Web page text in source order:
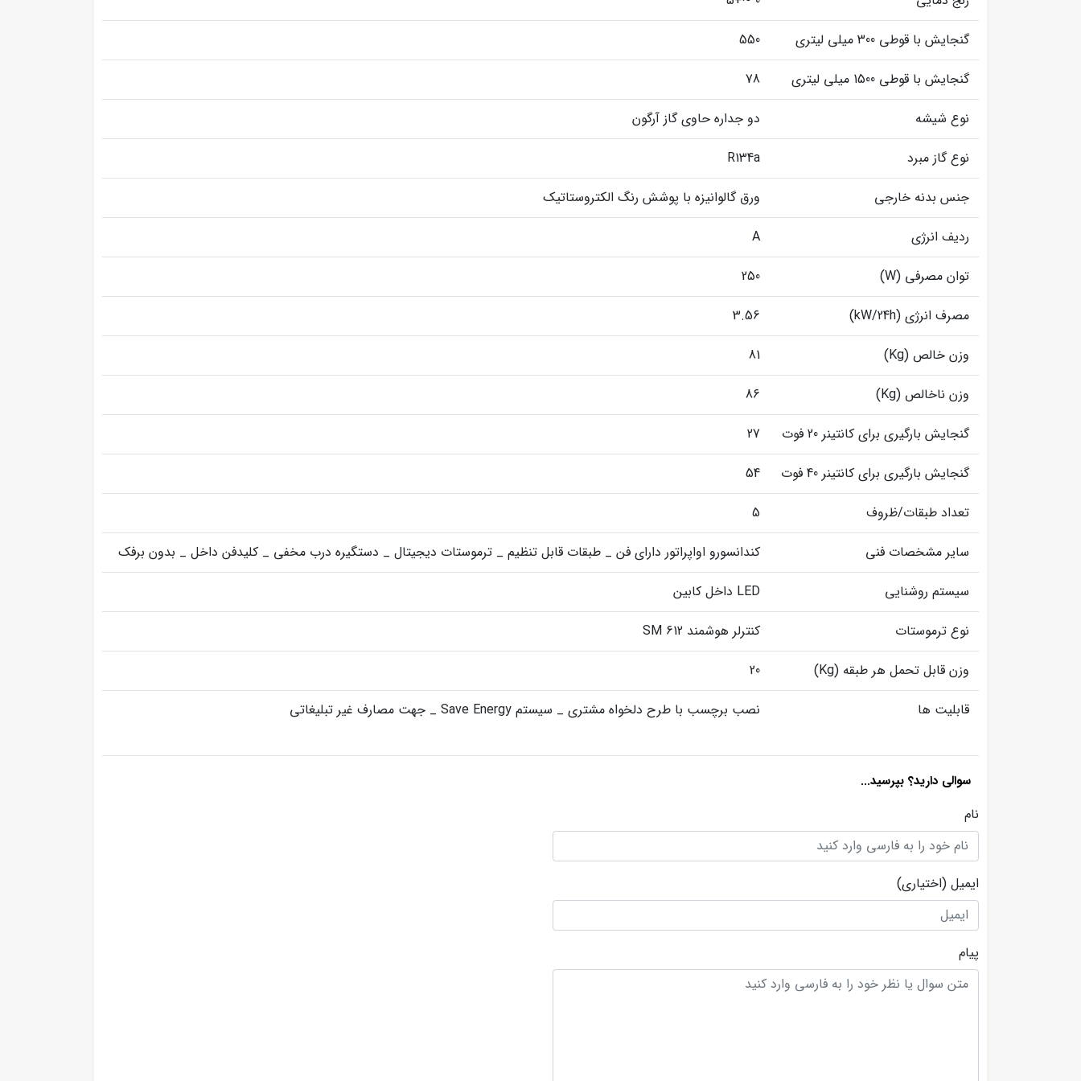
گنجایش با قوطی 300 میلی لیتری
550
گنجایش با قوطی 1500 میلی لیتری
78
نوع شیشه
دو جداره حاوی گاز آرگون
نوع گاز مبرد
R134a
جنس بدنه خارجی
ورق گالوانیزه با پوشش رنگ الکتروستاتیک
ردیف انرژی
A
توان مصرفی (W)
250
مصرف انرژی (kW/24h)
3.56
وزن خالص (Kg)
81
وزن ناخالص (Kg)
86
گنجایش بارگیری برای کانتینر 20 فوت
27
گنجایش بارگیری برای کانتینر 40 فوت
54
تعداد طبقات/ظروف
5
سایر مشخصات فنی
کندانسورو اواپراتور دارای فن _ طبقات قابل تنظیم _ ترموستات دیجیتال _ دستگیره درب مخفی _ کلیدفن داخل _ بدون برفک
سیستم روشنایی
LED داخل کابین
نوع ترموستات
کنترلر هوشمند SM 612
وزن قابل تحمل هر طبقه (Kg)
20
قابلیت ها
نصب برچسب با طرح دلخواه مشتری _ سیستم Save Energy _ جهت مصارف غیر تبلیغاتی
سوالی دارید؟ بپرسید...
نام
ایمیل (اختیاری)
پیام